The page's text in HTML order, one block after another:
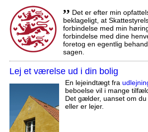
,, Det er efter min
beklageligt, at
forbindelse med min
forbindelse med dine
foretog en egentlig
sagen.
Lej et værelse ud i din bolig
En lejeindtægt fra
beboelse vil i mange
Det gælder, uanset om
eller er lejer.